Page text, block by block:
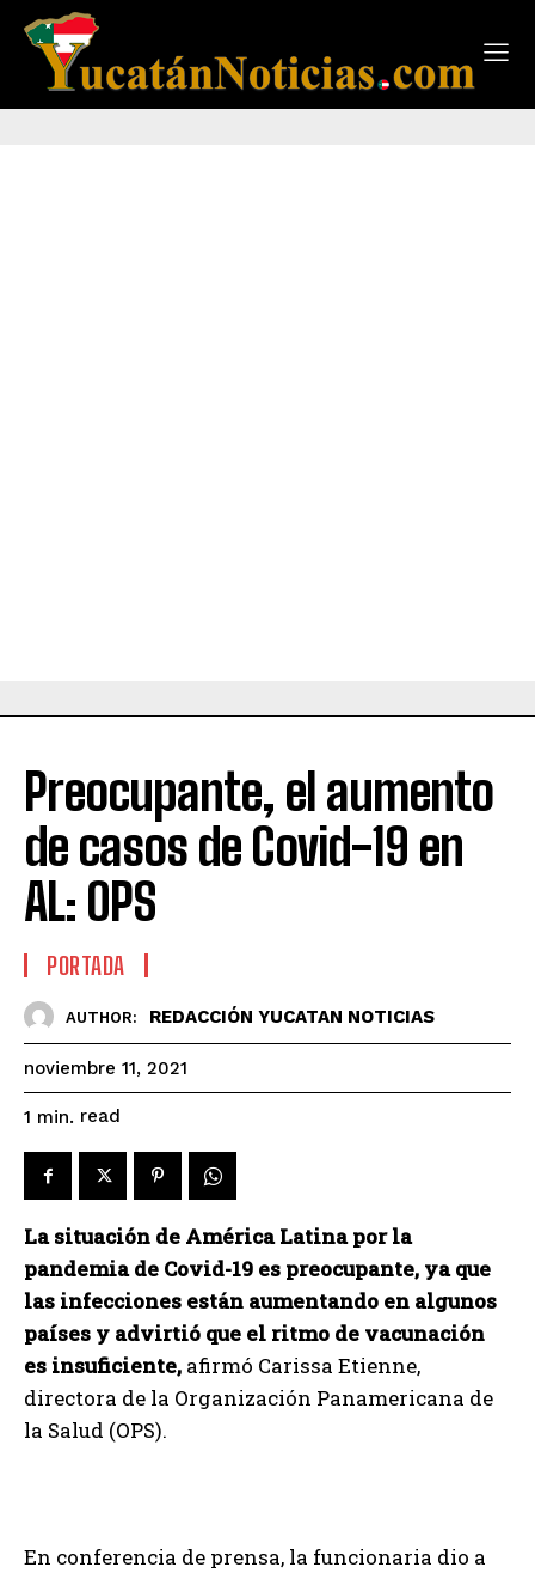
Preocupante, el aumento
de casos de Covid-19 en
AL: OPS
PORTADA
AUTHOR: REDACCIÓN YUCATAN NOTICIAS
noviembre 11, 2021
1 min. read
La situación de América Latina por la
pandemia de Covid-19 es preocupante, ya que
las infecciones están aumentando en algunos
países y advirtió que el ritmo de vacunación
es insuficiente, afirmó Carissa Etienne,
directora de la Organización Panamericana de
la Salud (OPS).
En conferencia de prensa, la funcionaria dio a